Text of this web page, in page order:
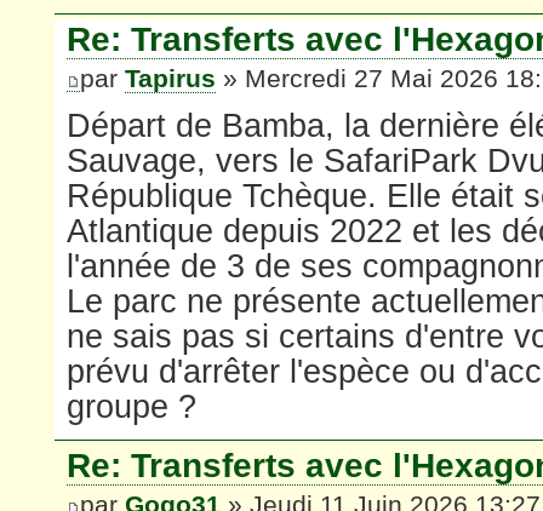
Re: Transferts avec
par Tapirus » Mercredi 27 Mai 2026
Départ de Bamba, la dernière
Sauvage, vers le SafariPark
République Tchèque. Elle était
Atlantique depuis 2022 et les
l'année de 3 de ses
Le parc ne présente
ne sais pas si certains d'entre
prévu d'arrêter l'espèce ou
groupe ?
Re: Transferts avec
par Gogo31 » Jeudi 11 Juin 2026 13:27